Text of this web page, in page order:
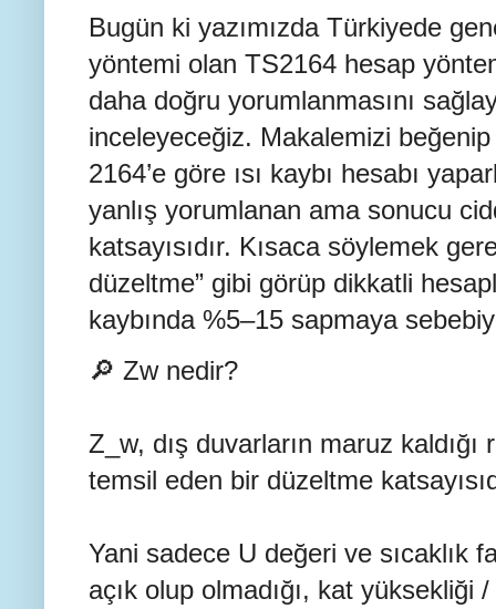
Bugün ki yazımızda Türkiyede
yöntemi olan TS2164 hesap
daha doğru yorumlanmasını
inceleyeceğiz. Makalemizi
2164’e göre ısı kaybı hesabı
yanlış yorumlanan ama sonucu
katsayısıdır. Kısaca söylemek
düzeltme” gibi görüp dikkatli
kaybında %5–15 sapmaya
🔎 Zw nedir?
Z_w, dış duvarların maruz
temsil eden bir düzeltme
Yani sadece U değeri ve sıcaklık
açık olup olmadığı, kat yüksekliği